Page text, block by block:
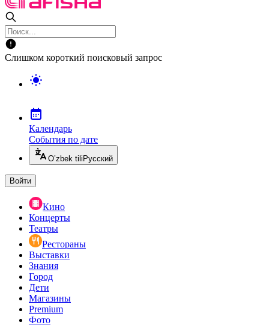
Слишком короткий поисковый запрос
Календарь
События по дате
O’zbek tili Русский
Войти
Кино
Концерты
Театры
Рестораны
Выставки
Знания
Город
Дети
Магазины
Premium
Фото